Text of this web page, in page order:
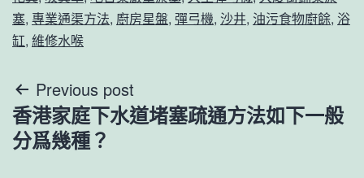
塞, 專業通渠方法, 廚房星盤, 彈弓機, 沙井, 油污食物廚餘, 浴
缸, 維修水喉
文
章
Previous post
香港家庭下水道堵塞疏通方法如下一般
分爲幾種？